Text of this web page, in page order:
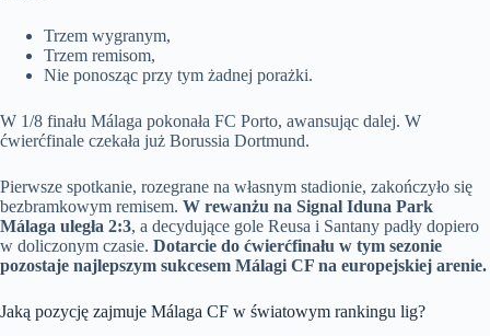
Trzem wygranym,
Trzem remisom,
Nie ponosząc przy tym żadnej porażki.
W 1/8 finału Málaga pokonała FC Porto, awansując dalej. W
ćwierćfinale czekała już Borussia Dortmund.
Pierwsze spotkanie, rozegrane na własnym stadionie, zakończyło się
bezbramkowym remisem. W rewanżu na Signal Iduna Park
Málaga uległa 2:3, a decydujące gole Reusa i Santany padły dopiero
w doliczonym czasie. Dotarcie do ćwierćfinału w tym sezonie
pozostaje najlepszym sukcesem Málagi CF na europejskiej arenie.
Jaką pozycję zajmuje Málaga CF w światowym rankingu lig?